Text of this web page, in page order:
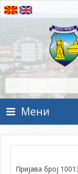
Прескокнете на
Општина Делчево
Општина Делчево
Мени
Пријава број